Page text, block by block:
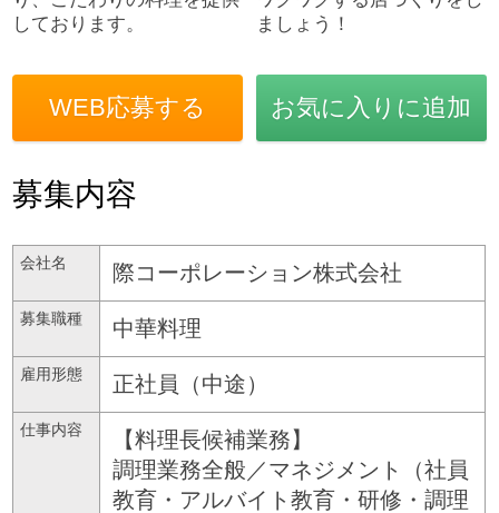
しております。
ましょう！
WEB応募する お気に入りに追加
募集内容
会社名 際コーポレーション株式会社
募集職種 中華料理
雇用形態 正社員（中途）
仕事内容
【料理長候補業務】
調理業務全般／マネジメント（社員
教育・アルバイト教育・研修・調理